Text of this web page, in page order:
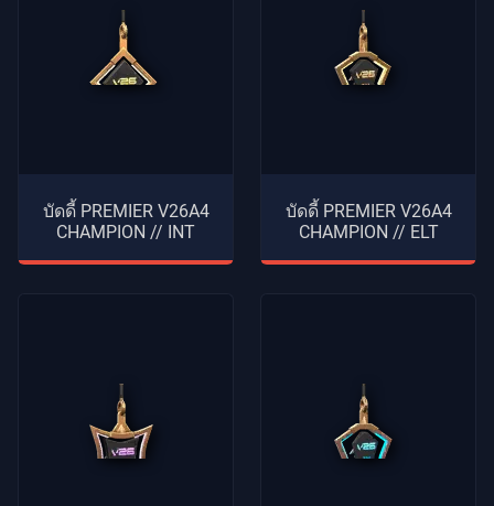
บัดดี้ PREMIER V26A4
CHAMPION // INT
บัดดี้ PREMIER V26A4
CHAMPION // ELT